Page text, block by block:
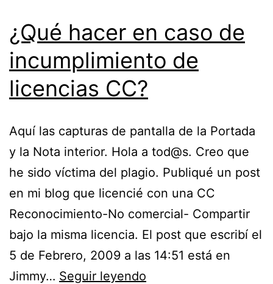
¿Qué hacer en caso de
incumplimiento de
licencias CC?
Aquí las capturas de pantalla de la Portada
y la Nota interior. Hola a tod@s. Creo que
he sido víctima del plagio. Publiqué un post
en mi blog que licencié con una CC
Reconocimiento-No comercial- Compartir
bajo la misma licencia. El post que escribí el
5 de Febrero, 2009 a las 14:51 está en
Jimmy… Seguir leyendo